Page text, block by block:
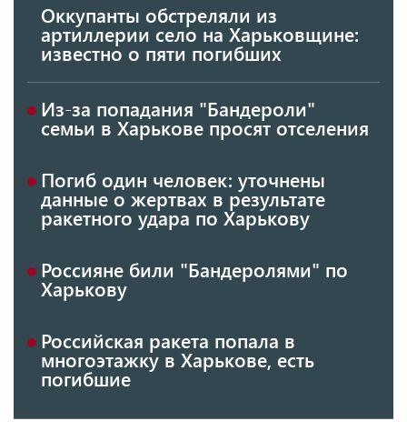
Оккупанты обстреляли из
артиллерии село на Харьковщине:
известно о пяти погибших
Из-за попадания "Бандероли"
семьи в Харькове просят отселения
Погиб один человек: уточнены
данные о жертвах в результате
ракетного удара по Харькову
Россияне били "Бандеролями" по
Харькову
Российская ракета попала в
многоэтажку в Харькове, есть
погибшие